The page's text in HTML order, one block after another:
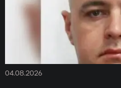
04.08.2026